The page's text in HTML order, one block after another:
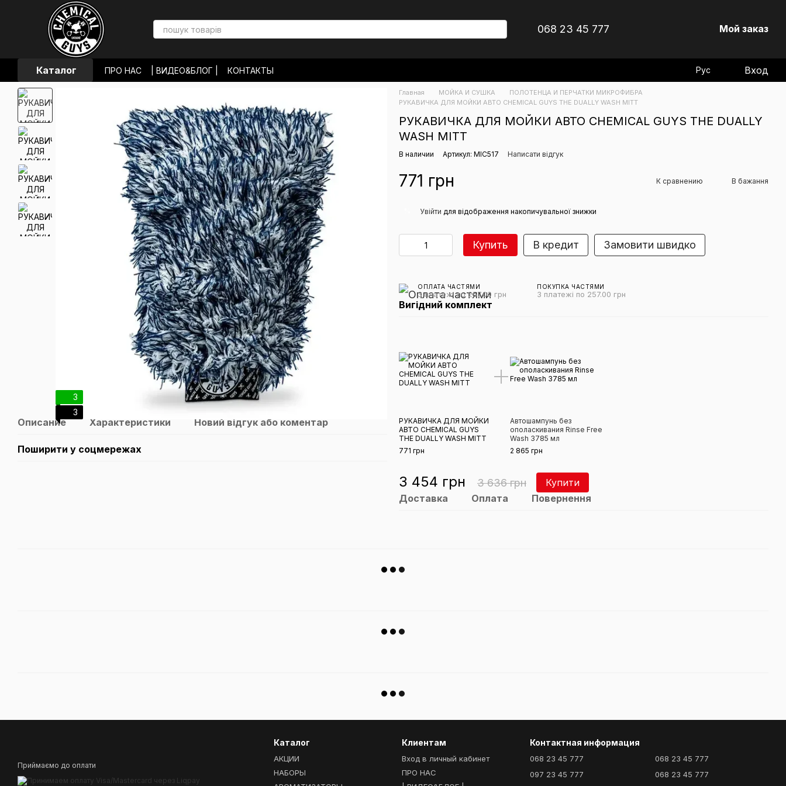
Перейти к основному контенту
068 23 45 777 Мой заказ
Каталог ПРО НАС | ВИДЕО&БЛОГ |
КОНТАКТЫ
ЛОКАЦИИ МАГАЗИНОВ
ОПЛАТА И ДОСТАВКА
ОТЗЫВЫ О МАГАЗИНЕ
НОВОСТИ
Рус Вход
3
3
Описание Характеристики Новий відгук або коментар
Поширити у соцмережах
Главная МОЙКА И СУШКА
ПОЛОТЕНЦА И ПЕРЧАТКИ МИКРОФИБРА
РУКАВИЧКА ДЛЯ МОЙКИ АВТО CHEMICAL GUYS THE DUALLY WASH MITT
РУКАВИЧКА ДЛЯ МОЙКИ АВТО CHEMICAL GUYS THE DUALLY
WASH MITT
В наличии Артикул: MIC517 Написати відгук
771 грн К сравнению В бажання
Увійти для відображення накопичувальної знижки
Купить В кредит Замовити швидко
ОПЛАТА ЧАСТЯМИ
3 платежі по 257.00 грн
ПОКУПКА ЧАСТЯМИ
3 платежі по 257.00 грн
Вигідний комплект
РУКАВИЧКА ДЛЯ МОЙКИ
АВТО CHEMICAL GUYS
THE DUALLY WASH MITT
771 грн
Автошампунь без
ополаскивания Rinse Free
Wash 3785 мл
2 865 грн
3 454 грн 3 636 грн
Купити
Доставка
Оплата Повернення
Приймаємо до оплати
Каталог
АКЦИИ
НАБОРЫ
Клиентам
Вход в личный кабинет
ПРО НАС
Контактная информация
068 23 45 777
097 23 45 777
068 23 45 777
068 23 45 777